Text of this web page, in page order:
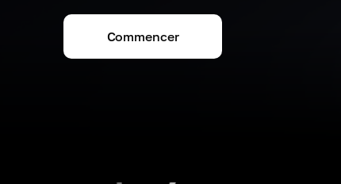
Commencer